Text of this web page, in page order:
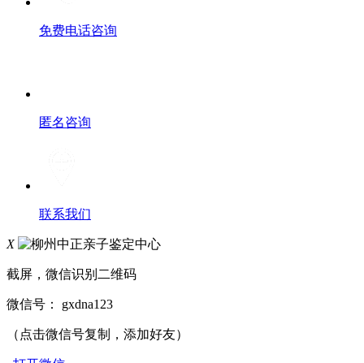
免费电话咨询
匿名咨询
联系我们
X
截屏，微信识别二维码
微信号： gxdna123
（点击微信号复制，添加好友）